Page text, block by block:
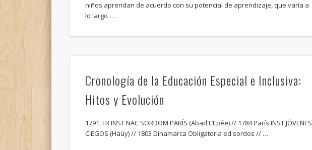
niños aprendan de acuerdo con su potencial de aprendizaje, que varía a
lo largo …
Cronología de la Educación Especial e Inclusiva:
Hitos y Evolución
1791, FR INST NAC SORDOM PARÍS (Abad L’Epée) // 1784 París INST JÓVENES
CIEGOS (Haüy) // 1803 Dinamarca Obligatoria ed sordos // …